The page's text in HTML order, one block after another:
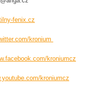
fenix.cz
kronium
kroniumcz
kroniumcz